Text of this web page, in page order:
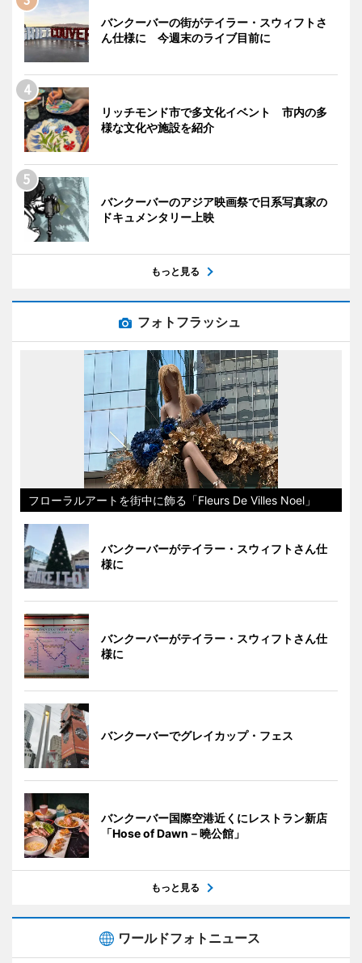
バンクーバーの街がテイラー・スウィフトさ
ん仕様に 今週末のライブ目前に
リッチモンド市で多文化イベント 市内の多
様な文化や施設を紹介
バンクーバーのアジア映画祭で日系写真家の
ドキュメンタリー上映
もっと見る
フォトフラッシュ
フローラルアートを街中に飾る「Fleurs De Villes Noel」
バンクーバーがテイラー・スウィフトさん仕
様に
バンクーバーがテイラー・スウィフトさん仕
様に
バンクーバーでグレイカップ・フェス
バンクーバー国際空港近くにレストラン新店
「Hose of Dawn－曉公館」
もっと見る
ワールドフォトニュース